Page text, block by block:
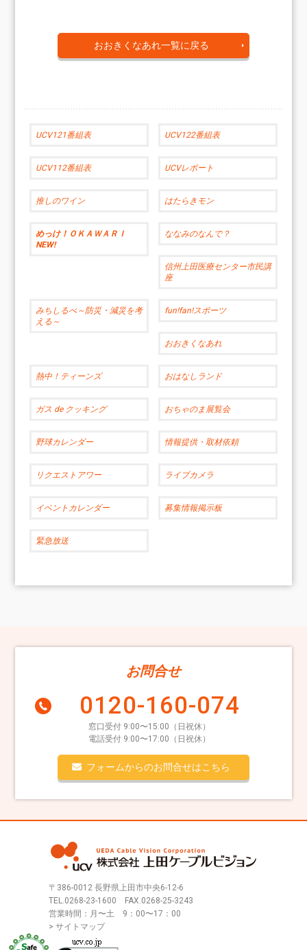
おおきくなあれ一覧に戻る
UCV121番組表 UCV122番組表
UCV112番組表 UCVレポート
推しのワイン はたらきモン
めっけ！ＯＫＡＷＡＲＩ
NEW!
ななみのなんで？
信州上田医療センター市民講
座
みちしるべ～防災・減災を考
える～
fun!fan!スポーツ
おおきくなあれ
熱中！ティーンズ おはなしランド
ガス de クッキング おちゃのま展覧会
野球カレンダー 情報提供・取材依頼
リクエストアワー ライブカメラ
イベントカレンダー 募集情報掲示板
緊急放送
お問合せ
0120-160-074
窓口受付 9:00〜15:00（日祝休）
電話受付 9:00〜17:00（日祝休）
フォームからのお問合せはこちら
〒386-0012 長野県上田市中央6-12-6
TEL.0268-23-1600 FAX.0268-25-3243
営業時間：月〜土 9：00〜17：00
> サイトマップ